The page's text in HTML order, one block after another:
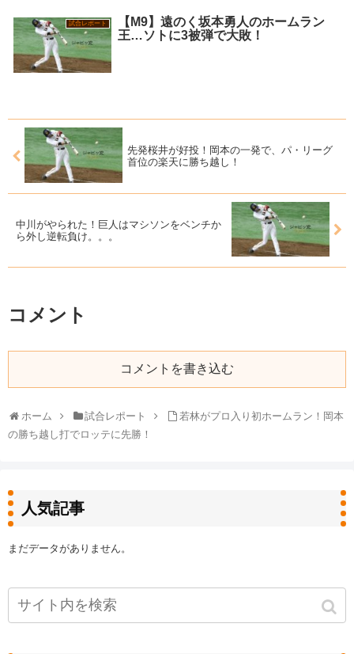
試合レポート
【M9】遠のく坂本勇人のホームラン
王…ソトに3被弾で大敗！
先発桜井が好投！岡本の一発で、パ・リーグ
首位の楽天に勝ち越し！
中川がやられた！巨人はマシソンをベンチか
ら外し逆転負け。。。
コメント
コメントを書き込む
ホーム 試合レポート
若林がプロ入り初ホームラン！岡本
の勝ち越し打でロッテに先勝！
人気記事
まだデータがありません。